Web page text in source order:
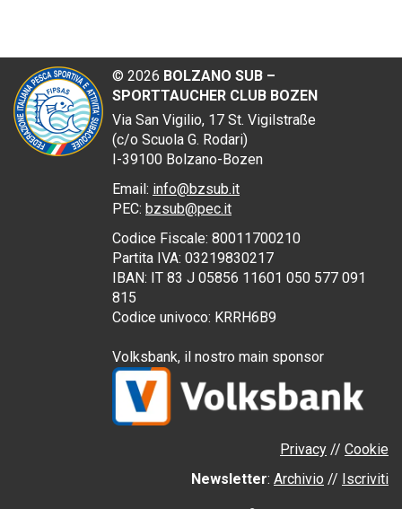
© 2026 BOLZANO SUB –
SPORTTAUCHER CLUB BOZEN
Via San Vigilio, 17 St. Vigilstraße
(c/o Scuola G. Rodari)
I-39100 Bolzano-Bozen
Email: info@bzsub.it
PEC: bzsub@pec.it
Codice Fiscale: 80011700210
Partita IVA: 03219830217
IBAN: IT 83 J 05856 11601 050 577 091
815
Codice univoco: KRRH6B9
Volksbank, il nostro main sponsor
Privacy // Cookie
Newsletter: Archivio // Iscriviti